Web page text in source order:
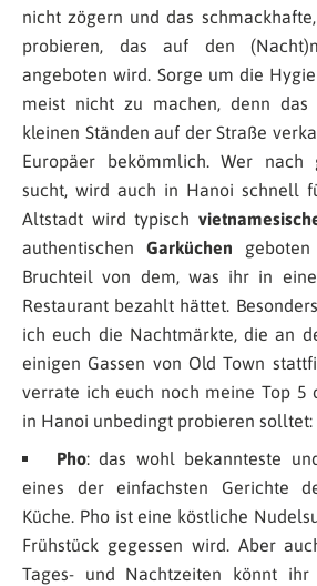
nicht zögern und das
probieren, das auf den
angeboten wird. Sorge um die
meist nicht zu machen, denn das
kleinen Ständen auf der Straße
Europäer bekömmlich. Wer nach
sucht, wird auch in Hanoi schnell
Altstadt wird typisch
authentischenGarküchen
Bruchteil von dem, was ihr in
Restaurant bezahlt hättet.
ich euch die Nachtmärkte, die an
einigen Gassen von Old Town
verrate ich euch noch meine Top 5
in Hanoi unbedingt probieren solltet:
Pho: das wohl bekannteste
eines der einfachsten Gerichte
Küche. Pho ist eine köstliche
Frühstück gegessen wird. Aber
Tages- und Nachtzeiten könnt ihr